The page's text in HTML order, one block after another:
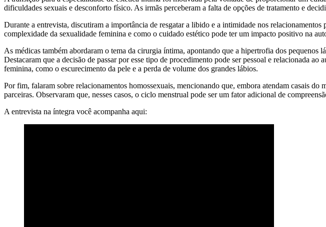
dificuldades sexuais e desconforto físico. As irmãs perceberam a falta de opções de tratamento e
Durante a entrevista, discutiram a importância de resgatar a libido e a intimidade nos
complexidade da sexualidade feminina e como o cuidado estético pode ter um impacto positivo na
As médicas também abordaram o tema da cirurgia íntima, apontando que a hipertrofia dos
Destacaram que a decisão de passar por esse tipo de procedimento pode ser pessoal e relacionada
feminina, como o escurecimento da pele e a perda de volume dos grandes lábios.
Por fim, falaram sobre relacionamentos homossexuais, mencionando que, embora atendam casais
parceiras. Observaram que, nesses casos, o ciclo menstrual pode ser um fator adicional de
A entrevista na íntegra você acompanha aqui: